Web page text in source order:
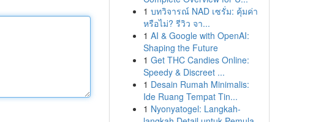
1 บทวิจารณ์ NAD เซรั่ม: คุ้มค่า
หรือไม่? รีวิว จา...
1 AI & Google with OpenAI:
Shaping the Future
1 Get THC Candies Online:
Speedy & Discreet ...
1 Desain Rumah Minimalis:
Ide Ruang Tempat Tin...
1 Nyonyatogel: Langkah-